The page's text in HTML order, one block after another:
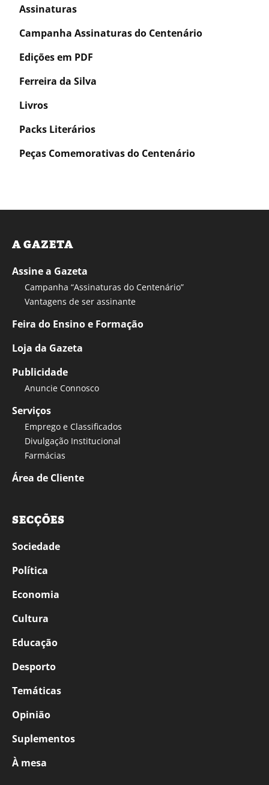
Assinaturas
Campanha Assinaturas do Centenário
Edições em PDF
Ferreira da Silva
Livros
Packs Literários
Peças Comemorativas do Centenário
A GAZETA
Assine a Gazeta
Campanha “Assinaturas do Centenário”
Vantagens de ser assinante
Feira do Ensino e Formação
Loja da Gazeta
Publicidade
Anuncie Connosco
Serviços
Emprego e Classificados
Divulgação Institucional
Farmácias
Área de Cliente
SECÇÕES
Sociedade
Política
Economia
Cultura
Educação
Desporto
Temáticas
Opinião
Suplementos
À mesa